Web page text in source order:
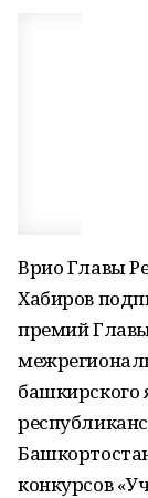
Врио Главы
Хабиров
премий
башкирского
конкурсов